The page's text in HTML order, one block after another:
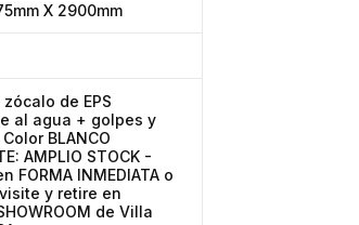
X 2900mm
de EPS
al agua + golpes y
BLANCO
AMPLIO STOCK -
FORMA INMEDIATA o
y retire en
de Villa